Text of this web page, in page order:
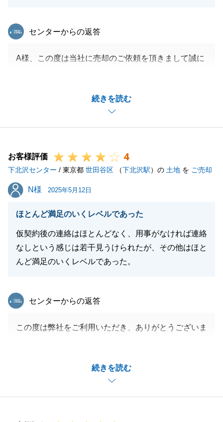
続きを読む
東急リバブル
センターからの返答
A様、この度は当社に売却のご依頼を頂きまして誠に
命頂いたうえで営業冥利に尽きるお言葉まで頂けて大
_今後お困りごとがございましたら、A様の窓口とし
_引き続き宜しくお願いいたします。
お客様評価 4
下北沢センター / 東京都 世田谷区 （下北沢駅）の 土地 を ご売却
N様
N様 2025年5月12日
ほとんど満足のいくレベルであった
仮契約後の連絡はほとんどなく、用事がなければ連絡
なしという感じは若干見うけられたが、その他はほと
んど満足のいくレベルであった。
続きを読む
東急リバブル
センターからの返答
この度は弊社をご利用いただき、ありがとうございま
真摯に受け止め、改善すべく、今後取り組んでまいり
ます。